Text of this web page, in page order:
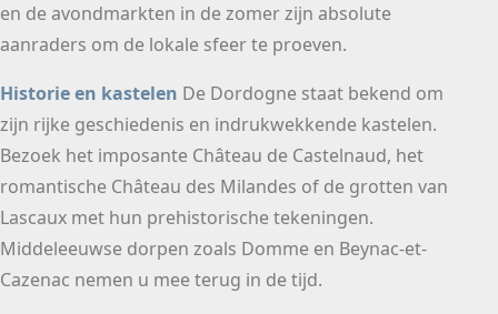
en de avondmarkten in de zomer zijn absolute
aanraders om de lokale sfeer te proeven.
Historie en kastelen De Dordogne staat bekend om
zijn rijke geschiedenis en indrukwekkende kastelen.
Bezoek het imposante Château de Castelnaud, het
romantische Château des Milandes of de grotten van
Lascaux met hun prehistorische tekeningen.
Middeleeuwse dorpen zoals Domme en Beynac-et-
Cazenac nemen u mee terug in de tijd.